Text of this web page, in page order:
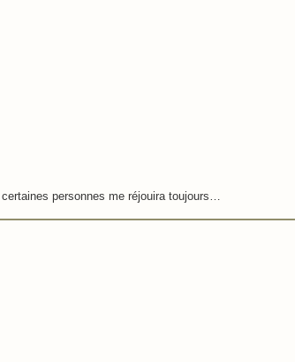
personnes me réjouira toujours…